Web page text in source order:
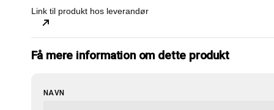
Link til produkt hos leverandør
Få mere information om dette produkt
NAVN